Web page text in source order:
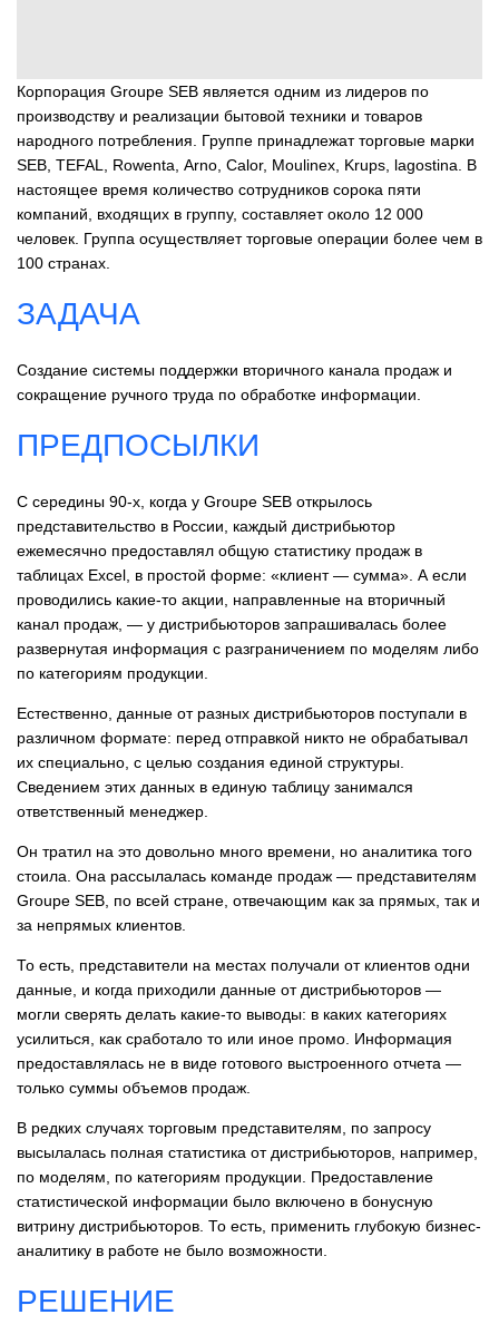
Корпорация Groupe SЕВ является одним из лидеров по
производству и реализации бытовой техники и товаров
народного потребления. Группе принадлежат торговые марки
SEB, ТЕFAL, Rowenta, Аrno, Сalor, Moulinex, Krups, lagostina. В
настоящее время количество сотрудников сорока пяти
компаний, входящих в группу, составляет около 12 000
человек. Группа осуществляет торговые операции более чем в
100 странах.
ЗАДАЧА
Создание системы поддержки вторичного канала продаж и
сокращение ручного труда по обработке информации.
ПРЕДПОСЫЛКИ
С середины 90-х, когда у Groupe SЕВ открылось
представительство в России, каждый дистрибьютор
ежемесячно предоставлял общую статистику продаж в
таблицах Еxсеl, в простой форме: «клиент — сумма». А если
проводились какие-то акции, направленные на вторичный
канал продаж, — у дистрибьюторов запрашивалась более
развернутая информация с разграничением по моделям либо
по категориям продукции.
Естественно, данные от разных дистрибьюторов поступали в
различном формате: перед отправкой никто не обрабатывал
их специально, с целью создания единой структуры.
Сведением этих данных в единую таблицу занимался
ответственный менеджер.
Он тратил на это довольно много времени, но аналитика того
стоила. Она рассылалась команде продаж — представителям
Groupe SЕВ, по всей стране, отвечающим как за прямых, так и
за непрямых клиентов.
То есть, представители на местах получали от клиентов одни
данные, и когда приходили данные от дистрибьюторов —
могли сверять делать какие-то выводы: в каких категориях
усилиться, как сработало то или иное промо. Информация
предоставлялась не в виде готового выстроенного отчета —
только суммы объемов продаж.
В редких случаях торговым представителям, по запросу
высылалась полная статистика от дистрибьюторов, например,
по моделям, по категориям продукции. Предоставление
статистической информации было включено в бонусную
витрину дистрибьюторов. То есть, применить глубокую бизнес-
аналитику в работе не было возможности.
РЕШЕНИЕ